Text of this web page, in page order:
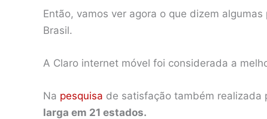
Então, vamos ver agora o que dizem
Brasil.
A Claro internet móvel foi considerada a
Na pesquisa de satisfação também realizada
larga em 21 estados.